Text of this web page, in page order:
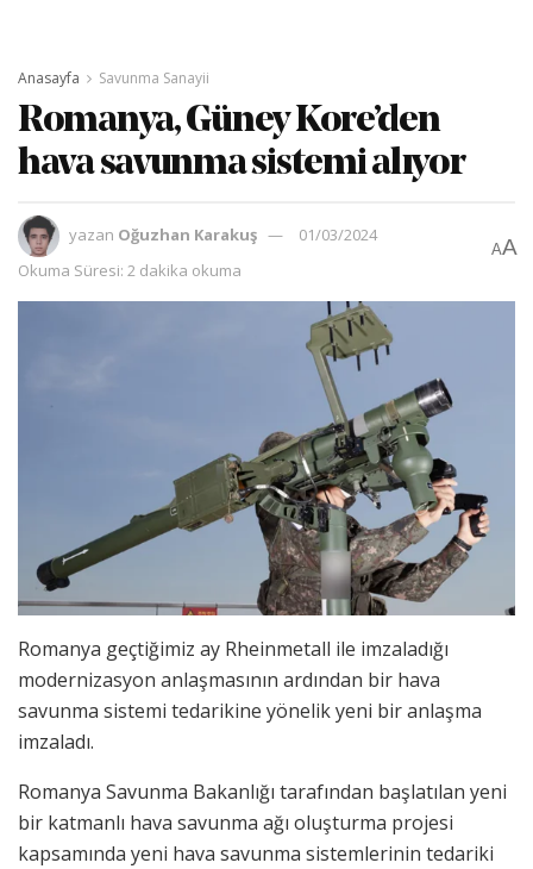
Anasayfa Savunma Sanayii
Romanya, Güney Kore’den
hava savunma sistemi alıyor
yazan Oğuzhan Karakuş
01/03/2024
Okuma Süresi: 2 dakika okuma
AA
Romanya geçtiğimiz ay Rheinmetall ile imzaladığı
modernizasyon anlaşmasının ardından bir hava
savunma sistemi tedarikine yönelik yeni bir anlaşma
imzaladı.
Romanya Savunma Bakanlığı tarafından başlatılan yeni
bir katmanlı hava savunma ağı oluşturma projesi
kapsamında yeni hava savunma sistemlerinin tedariki